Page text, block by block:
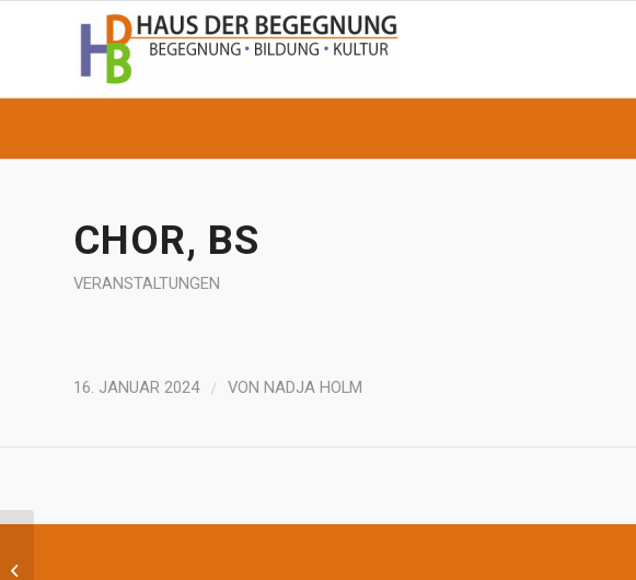
CHOR, BS
VERANSTALTUNGEN
16. JANUAR 2024 / VON NADJA HOLM